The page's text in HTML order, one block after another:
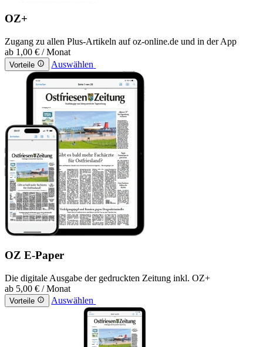
OZ+
Zugang zu allen Plus-Artikeln auf oz-online.de und in der App
ab 1,00 € / Monat
Vorteile Auswählen
OZ E-Paper
Die digitale Ausgabe der gedruckten Zeitung inkl. OZ+
ab 5,00 € / Monat
Vorteile Auswählen